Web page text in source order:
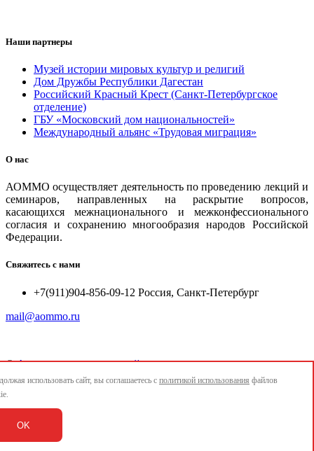
Наши партнеры
Музей истории мировых культур и религий
Дом Дружбы Республики Дагестан
Российский Красный Крест (Санкт-Петербургское
отделение)
ГБУ «Московский дом национальностей»
Международный альянс «Трудовая миграция»
О нас
АОММО осуществляет деятельность по проведению лекций и
семинаров, направленных на раскрытие вопросов,
касающихся межнационального и межконфессионального
согласия и сохранению многообразия народов Российской
Федерации.
Свяжитесь с нами
+7(911)904-856-09-12 Россия, Санкт-Петербург
mail@aommo.ru
© Ассоциация организаций по реализации национальных
проектов и достижению национальных целей развития
mail@aommo.ru
использовать сайт, вы соглашаетесь с политикой использования файлов
OK